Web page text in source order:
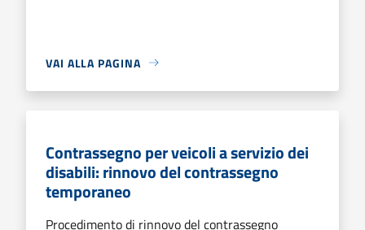
VAI ALLA PAGINA
Contrassegno per veicoli a servizio dei
disabili: rinnovo del contrassegno
temporaneo
Procedimento di rinnovo del contrassegno